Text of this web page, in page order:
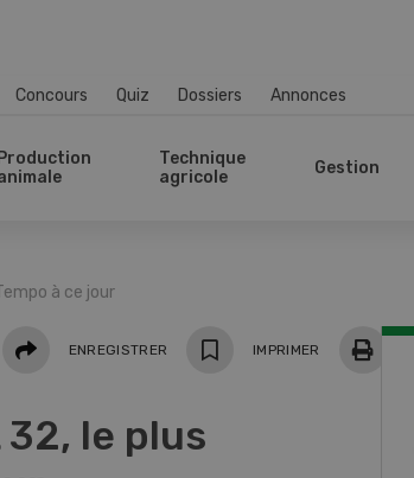
Concours Quiz Dossiers Annonces
Production
Technique
agricole
Gestion
à ce jour
PartagerENREGISTRER IMPRIMER
le plus